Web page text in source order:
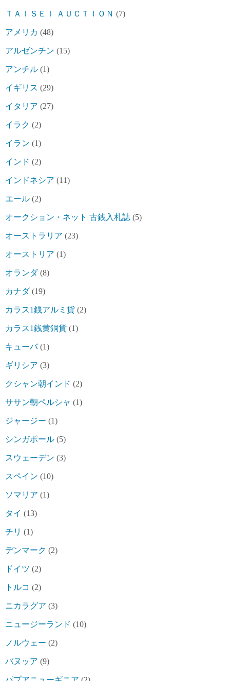
ＴＡＩＳＥＩ ＡＵＣＴＩＯＮ (7)
アメリカ (48)
アルゼンチン (15)
アンチル (1)
イギリス (29)
イタリア (27)
イラク (2)
イラン (1)
インド (2)
インドネシア (11)
エール (2)
オークション・ネット 古銭入札誌 (5)
オーストラリア (23)
オーストリア (1)
オランダ(8)
カナダ(19)
カラス1銭アルミ貨 (2)
カラス1銭黄銅貨 (1)
キューバ(1)
ギリシア (3)
クシャン朝インド (2)
ササン朝ペルシャ (1)
ジャージー (1)
シンガポール (5)
スウェーデン (3)
スペイン (10)
ソマリア (1)
タイ (13)
チリ (1)
デンマーク (2)
ドイツ (2)
トルコ (2)
ニカラグア (3)
ニュージーランド (10)
ノルウェー (2)
バヌッア (9)